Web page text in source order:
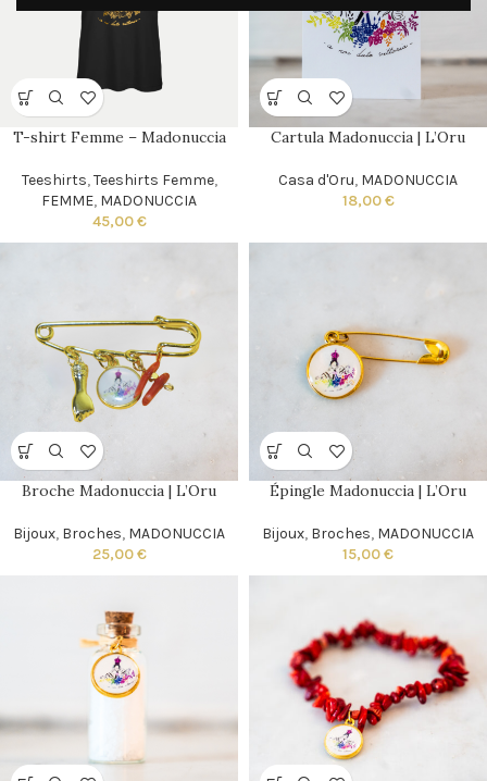
T-shirt Femme – Madonuccia
Teeshirts,Teeshirts Femme,
FEMME, MADONUCCIA
45,00€
Cartula Madonuccia | L’Oru
Casa d'Oru, MADONUCCIA
18,00€
Broche Madonuccia | L’Oru
Bijoux, Broches, MADONUCCIA
25,00€
Épingle Madonuccia | L’Oru
Bijoux, Broches, MADONUCCIA
15,00€